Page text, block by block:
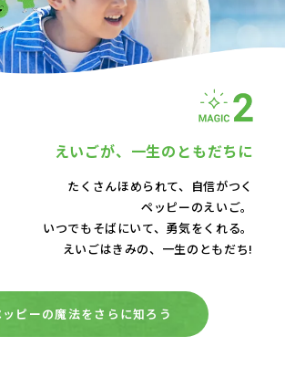
えいごが、 一生のともだちに
たくさんほめられて、自信がつく
ペッピーのえいご。
いつでもそばにいて、 勇気をくれる。
えいごはきみの、一生のともだち!
ピーの魔法をさらに知ろう